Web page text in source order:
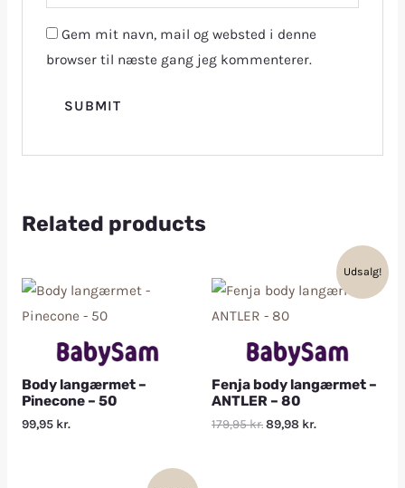
Gem mit navn, mail og websted i denne
browser til næste gang jeg kommenterer.
Related products
Body langærmet –
Pinecone – 50
99,95 kr.
Udsalg!
Fenja body langærmet –
ANTLER – 80
179,95kr.89,98 kr.